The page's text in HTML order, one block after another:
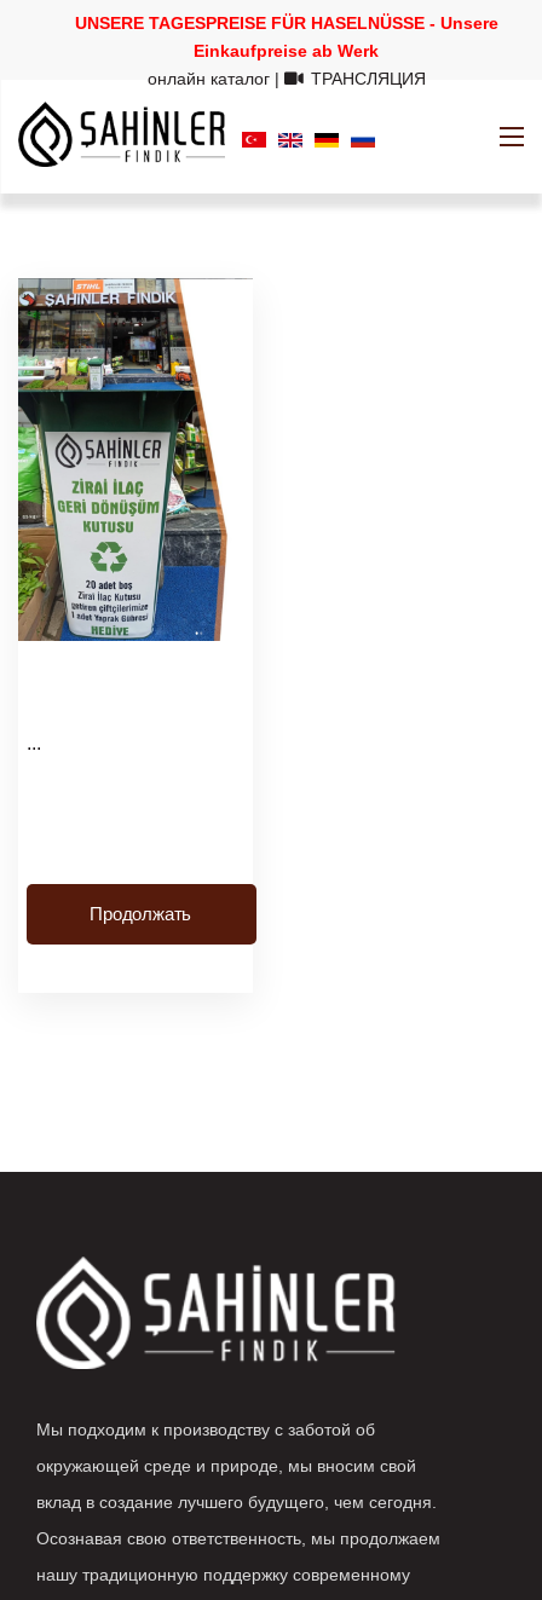
UNSERE TAGESPREISE FÜR HASELNÜSSE - Unsere
Einkaufpreise ab Werk
онлайн каталог | ТРАНСЛЯЦИЯ
...
Продолжать
Мы подходим к производству с заботой об
окружающей среде и природе, мы вносим свой
вклад в создание лучшего будущего, чем сегодня.
Осознавая свою ответственность, мы продолжаем
нашу традиционную поддержку современному